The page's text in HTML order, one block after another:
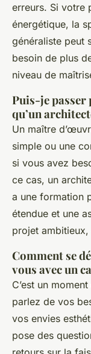
erreurs. Si votre
énergétique, la
généraliste peut
besoin de plus
niveau de
Puis-je
qu’un
Un maître
simple ou une
si vous avez
ce cas, un
a une formation
étendue et une
projet ambitieux,
Comment se
vous avec un
C’est un
parlez de vos
vos envies
pose des